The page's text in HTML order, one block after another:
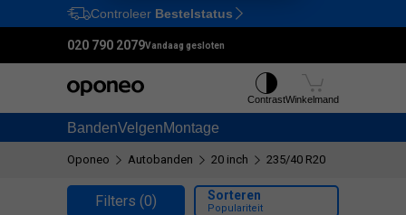
Ctrl M
Controleer Bestelstatus
020 790 2079Vandaag gesloten
BandenVelgenMontage
ContrastWinkelmand
Oponeo Autobanden 20 inch 235/40 R20
Filters (0) Sorteren
Populariteit